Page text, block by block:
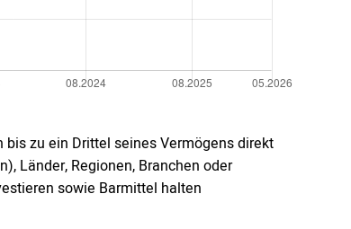
bis zu ein Drittel seines Vermögens direkt
Länder, Regionen, Branchen oder
sowie Barmittel halten